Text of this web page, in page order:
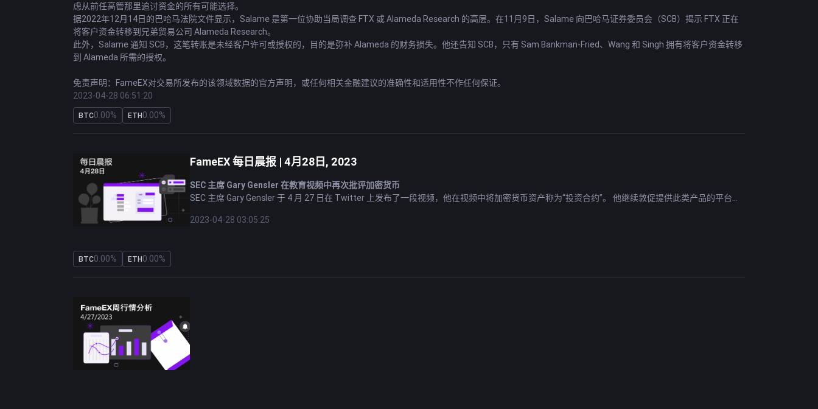
虑从前任高管那里追讨资金的所有可能选择。
据2022年12月14日的巴哈马法院文件显示，Salame 是第一位协助当局调查 FTX 或 Alameda Research 的高层。在11月9日，Salame 向巴哈马证券委员会（SCB）揭示 FTX 正在
将客户资金转移到兄弟贸易公司 Alameda Research。
此外，Salame 通知 SCB，这笔转账是未经客户许可或授权的，目的是弥补 Alameda 的财务损失。他还告知 SCB，只有 Sam Bankman-Fried、Wang 和 Singh 拥有将客户资金转移
到 Alameda 所需的授权。
免责声明：FameEX对交易所发布的该领域数据的官方声明，或任何相关金融建议的准确性和适用性不作任何保证。
2023-04-28 06:51:20
BTC0.00% ETH0.00%
FameEX 每日晨报 | 4月28日, 2023
SEC 主席 Gary Gensler 在教育视频中再次批评加密货币
SEC 主席 Gary Gensler 于 4 月 27 日在 Twitter 上发布了一段视频，他在视频中将加密货币资产称为“投资合约”。 他继续敦促提供此类产品的平台向
2023-04-28 03:05:25
BTC0.00% ETH0.00%